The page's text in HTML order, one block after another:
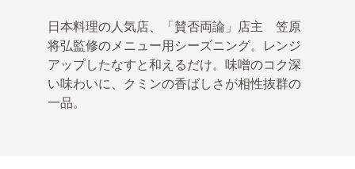
日本料理の人気店、「賛否両論」店主 笠原
将弘監修のメニュー用シーズニング。レンジ
アップしたなすと和えるだけ。味噌のコク深
い味わいに、クミンの香ばしさが相性抜群の
一品。